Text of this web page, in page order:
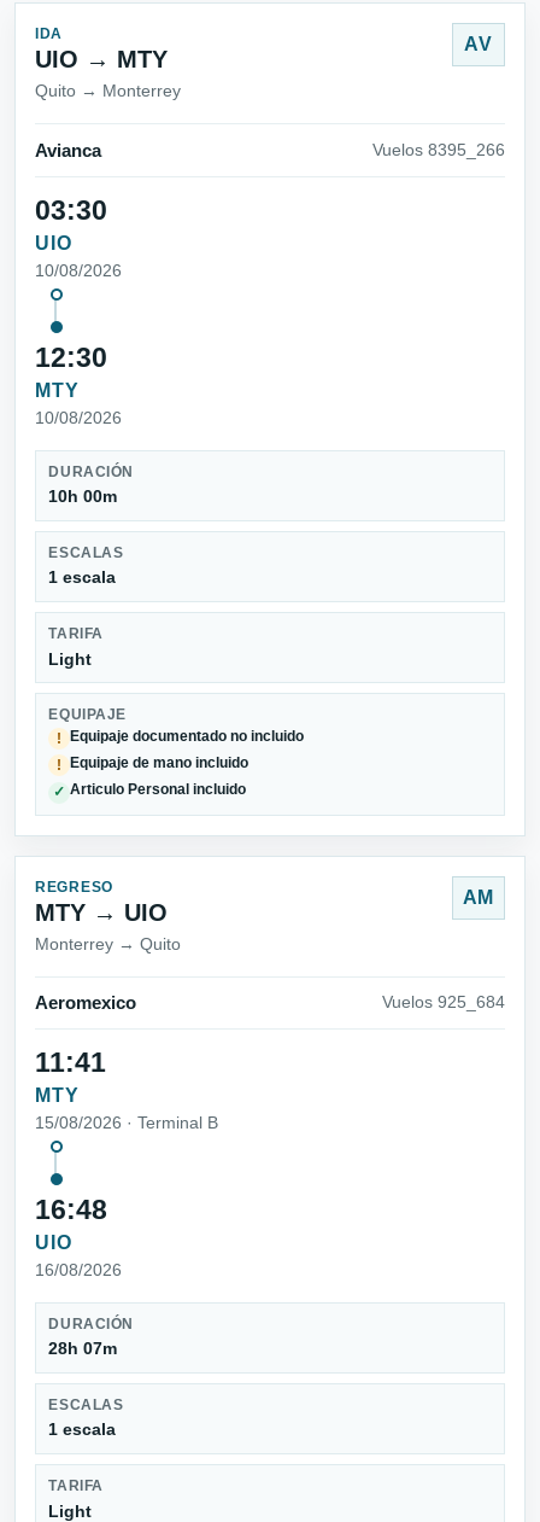
IDA
UIO → MTY
Quito → Monterrey
AV
Avianca Vuelos 8395_266
03:30
UIO
10/08/2026
12:30
MTY
10/08/2026
DURACIÓN
10h 00m
ESCALAS
1 escala
TARIFA
Light
EQUIPAJE
!
Equipaje documentado no incluido
! Equipaje de mano incluido
✓ Articulo Personal incluido
REGRESO
MTY → UIO
Monterrey → Quito
AM
Aeromexico Vuelos 925_684
11:41
MTY
15/08/2026 · Terminal B
16:48
UIO
16/08/2026
DURACIÓN
28h 07m
ESCALAS
1 escala
TARIFA
Light